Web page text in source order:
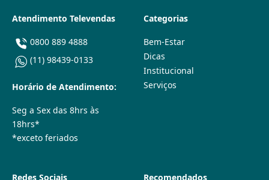
Atendimento Televendas
0800 889 4888
(11) 98439-0133
Horário de Atendimento:
Seg a Sex das 8hrs às
18hrs*
*exceto feriados
Categorias
Bem-Estar
Dicas
Institucional
Serviços
Redes Sociais Recomendados